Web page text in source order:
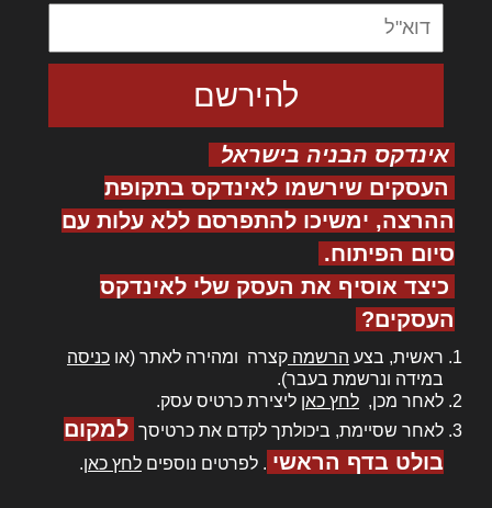
אינדקס הבניה בישראל
העסקים שירשמו לאינדקס בתקופת
ההרצה, ימשיכו להתפרסם ללא עלות עם
סיום הפיתוח.
כיצד אוסיף את העסק שלי לאינדקס
העסקים?
ראשית, בצע הרשמה קצרה ומהירה לאתר (או כניסה
במידה ונרשמת בעבר).
לאחר מכן, לחץ כאן ליצירת כרטיס עסק.
לאחר שסיימת, ביכולתך לקדם את כרטיסך למקום
בולט בדף הראשי . לפרטים נוספים לחץ כאן.